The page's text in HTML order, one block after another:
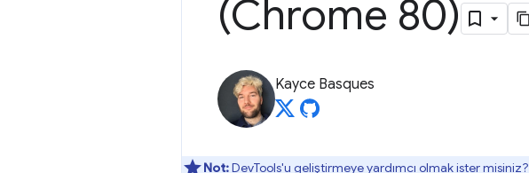
(Chrome 80)
Kayce Basques
Not:DevTools'u geliştirmeye yardımcı olmak ister misiniz?